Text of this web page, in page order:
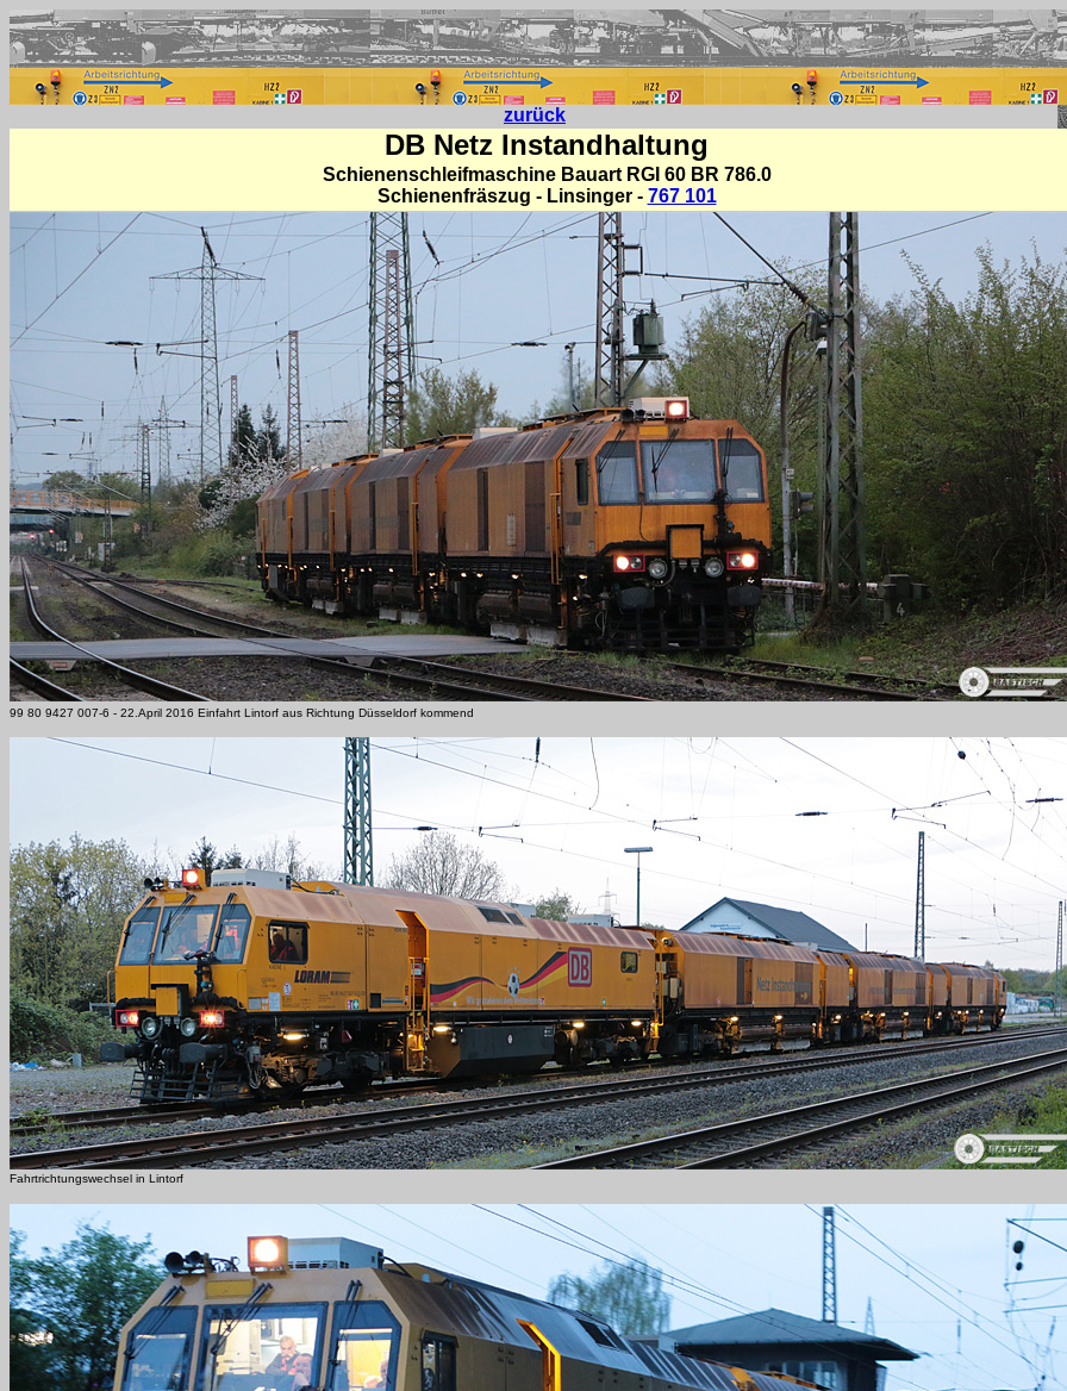
zurück
DB Netz Instandhaltung
Schienenschleifmaschine Bauart RGI 60 BR 786.0
Schienenfräszug - Linsinger - 767 101
99 80 9427 007-6 - 22.April 2016 Einfahrt Lintorf aus Richtung Düsseldorf kommend
Fahrtrichtungswechsel in Lintorf